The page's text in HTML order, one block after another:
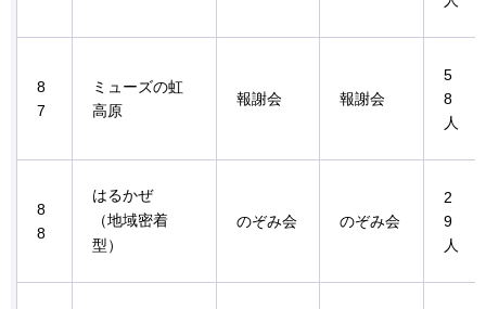
8
7
ミューズの虹
高原
報謝会 報謝会
5
8
人
8
8
はるかぜ
（地域密着
型）
のぞみ会 のぞみ会
2
9
人